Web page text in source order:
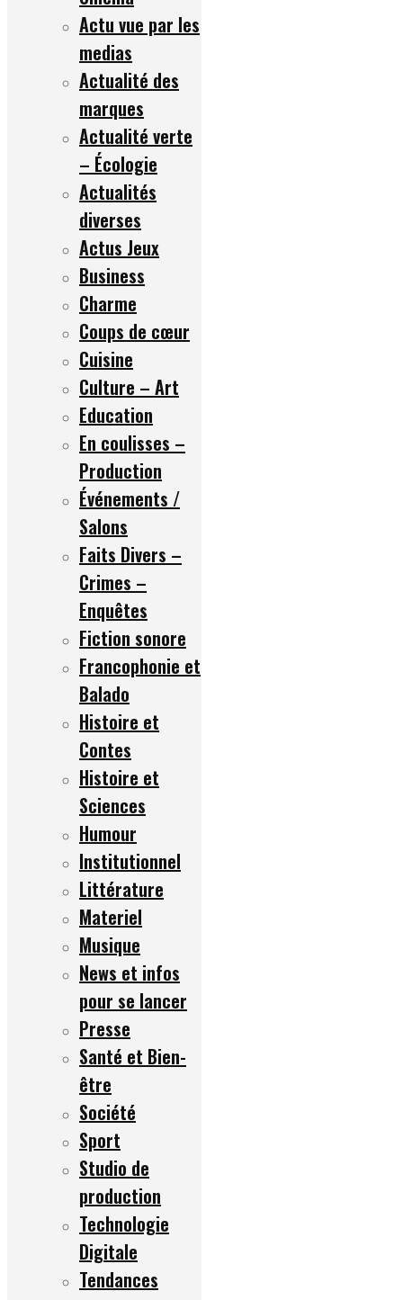
Actu vue par les
medias
Actualité des
marques
Actualité verte
– Écologie
Actualités
diverses
Actus Jeux
Business
Charme
Coups de cœur
Cuisine
Culture – Art
Education
En coulisses –
Production
Événements /
Salons
Faits Divers –
Crimes –
Enquêtes
Fiction sonore
Francophonie et
Balado
Histoire et
Contes
Histoire et
Sciences
Humour
Institutionnel
Littérature
Materiel
Musique
News et infos
pour se lancer
Presse
Santé et Bien-
être
Société
Sport
Studio de
production
Technologie
Digitale
Tendances